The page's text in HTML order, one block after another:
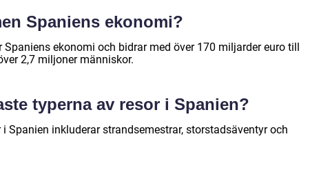
Spaniens ekonomi?
ekonomi och bidrar med över 170 miljarder euro till
2,7 miljoner människor.
typerna av resor i Spanien?
Spanien inkluderar strandsemestrar, storstadsäventyr och